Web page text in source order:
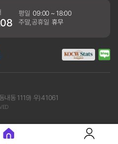
평일 09:00 ~ 18:00
주말,공휴일 휴무
내동 1119) 우)41061